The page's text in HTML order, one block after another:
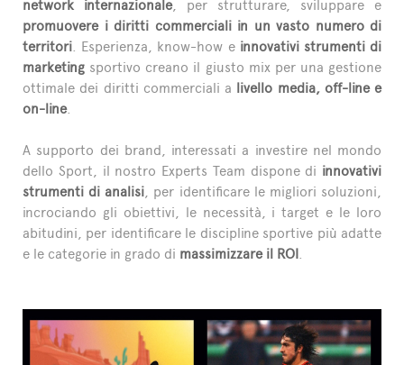
network internazionale, per strutturare, sviluppare e
promuovere i diritti commerciali in un vasto numero di
territori . Esperienza, know-how e innovativi strumenti di
marketing sportivo creano il giusto mix per una gestione
ottimale dei diritti commerciali a livello media, off-line e
on-line.
A supporto dei brand, interessati a investire nel mondo
dello Sport, il nostro Experts Team dispone di innovativi
strumenti di analisi , per identificare le migliori soluzioni,
incrociando gli obiettivi, le necessità, i target e le loro
abitudini, per identificare le discipline sportive più adatte
e le categorie in grado di massimizzare il ROI